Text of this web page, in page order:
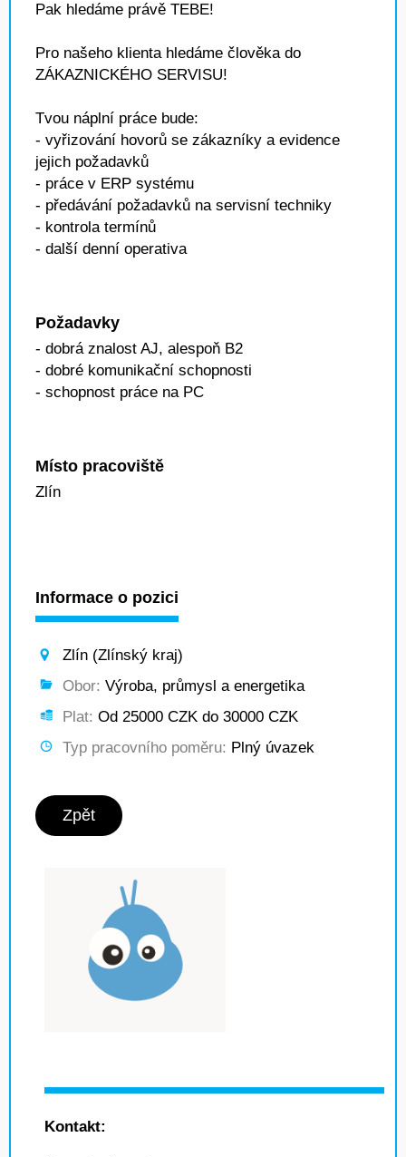
Pak hledáme právě TEBE!
Pro našeho klienta hledáme člověka do
ZÁKAZNICKÉHO SERVISU!
Tvou náplní práce bude:
- vyřizování hovorů se zákazníky a evidence
jejich požadavků
- práce v ERP systému
- předávání požadavků na servisní techniky
- kontrola termínů
- další denní operativa
Požadavky
- dobrá znalost AJ, alespoň B2
- dobré komunikační schopnosti
- schopnost práce na PC
Místo pracoviště
Zlín
Informace o pozici
Zlín (Zlínský kraj)
Obor: Výroba, průmysl a energetika
Plat: Od 25000 CZK do 30000 CZK
Typ pracovního poměru: Plný úvazek
Zpět
Kontakt: